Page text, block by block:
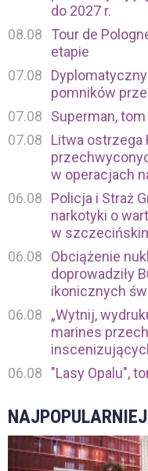
do 2027 r.
08.08
Tour de
etapie
07.08
pomników
07.08
Superman, tom
07.08
Litwa ostrzega
w operacjach
06.08
Policja i Straż
narkotyki o
w
06.08
Obciążenie
doprowadziły
ikonicznych
06.08
„Wytnij,
marines
06.08
"Lasy Opalu",